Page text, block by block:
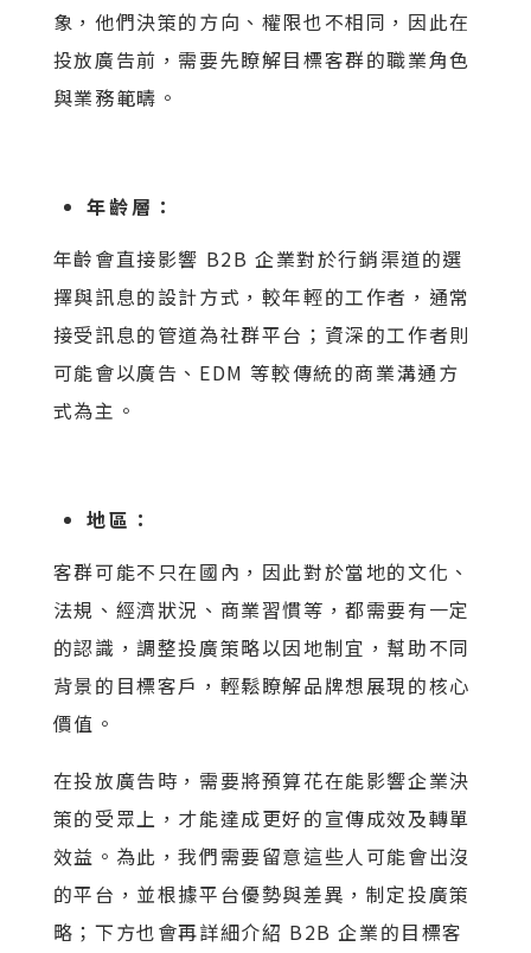
象，他們決策的方向、權限也不相同，因此在
投放廣告前，需要先瞭解目標客群的職業角色
與業務範疇。
年齡層：
年齡會直接影響 B2B 企業對於行銷渠道的選
擇與訊息的設計方式，較年輕的工作者，通常
接受訊息的管道為社群平台；資深的工作者則
可能會以廣告、EDM 等較傳統的商業溝通方
式為主。
地區：
客群可能不只在國內，因此對於當地的文化、
法規、經濟狀況、商業習慣等，都需要有一定
的認識，調整投廣策略以因地制宜，幫助不同
背景的目標客戶，輕鬆瞭解品牌想展現的核心
價值。
在投放廣告時，需要將預算花在能影響企業決
策的受眾上，才能達成更好的宣傳成效及轉單
效益。為此，我們需要留意這些人可能會出沒
的平台，並根據平台優勢與差異，制定投廣策
略；下方也會再詳細介紹 B2B 企業的目標客